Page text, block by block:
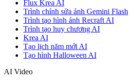
Flux Krea AI
Trình chỉnh sửa ảnh Gemini Flash
Trình tạo hình ảnh Recraft AI
Trình tạo huy chương AI
Krea AI
Tạo lịch năm mới AI
Tạo hình Halloween AI
AI Video